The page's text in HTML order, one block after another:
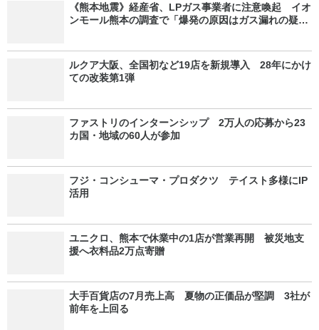
《熊本地震》経産省、LPガス事業者に注意喚起 イオ
ンモール熊本の調査で「爆発の原因はガス漏れの疑
ルクア大阪、全国初など19店を新規導入 28年にかけ
ての改装第1弾
ファストリのインターンシップ 2万人の応募から23
カ国・地域の60人が参加
フジ・コンシューマ・プロダクツ テイスト多様にIP
活用
ユニクロ、熊本で休業中の1店が営業再開 被災地支
援へ衣料品2万点寄贈
大手百貨店の7月売上高 夏物の正価品が堅調 3社が
前年を上回る